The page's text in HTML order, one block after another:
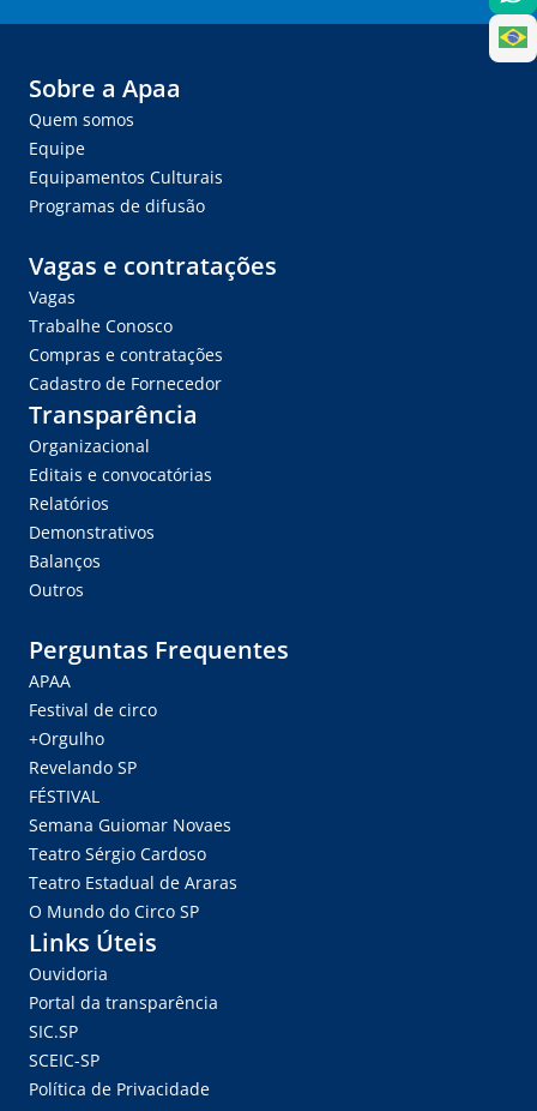
Sobre a Apaa
Quem somos
Equipe
Equipamentos Culturais
Programas de difusão
Vagas e contratações
Vagas
Trabalhe Conosco
Compras e contratações
Cadastro de Fornecedor
Transparência
Organizacional
Editais e convocatórias
Relatórios
Demonstrativos
Balanços
Outros
Perguntas Frequentes
APAA
Festival de circo
+Orgulho
Revelando SP
FÉSTIVAL
Semana Guiomar Novaes
Teatro Sérgio Cardoso
Teatro Estadual de Araras
O Mundo do Circo SP
Links Úteis
Ouvidoria
Portal da transparência
SIC.SP
SCEIC-SP
Política de Privacidade